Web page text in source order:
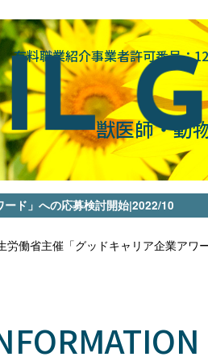
有料職業紹介事業者許可番号：
獣医師・動
ド」への応募検討開始|2022/10
労働省主催「グッドキャリア企業アワ